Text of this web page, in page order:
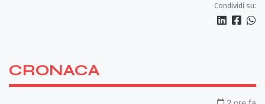
Condividi su:
CRONACA